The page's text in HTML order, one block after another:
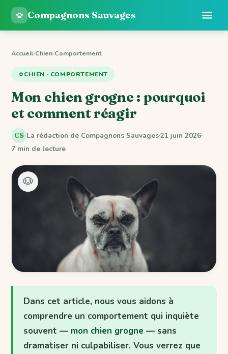
Compagnons Sauvages
Accueil›Chien›Comportement
CHIEN · COMPORTEMENT
Mon chien grogne : pourquoi
et comment réagir
CS La rédaction de Compagnons Sauvages·21 juin 2026·
7 min de lecture
🐶
Dans cet article, nous vous aidons à
comprendre un comportement qui inquiète
souvent — mon chien grogne — sans
dramatiser ni culpabiliser. Vous verrez que